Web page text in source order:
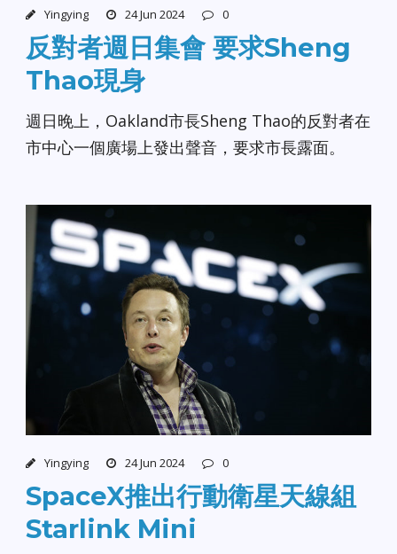
Yingying 24 Jun 2024 0
反對者週日集會 要求Sheng
Thao現身
週日晚上，Oakland市長Sheng Thao的反對者在
市中心一個廣場上發出聲音，要求市長露面。
Yingying 24 Jun 2024 0
SpaceX推出行動衛星天線組
Starlink Mini